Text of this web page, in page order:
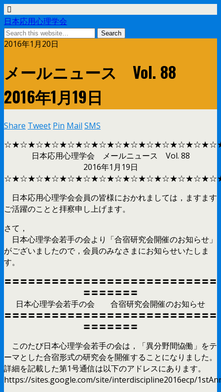
日本応用心理学会
2016年1月20日
メールニュース Vol. 88
2016年1月19日
Share Tweet Pin Mail SMS
日本応用心理学会 メールニュース Vol. 88
2016年1月19日
日本応用心理学会会員の皆様におかれましては，ますます
ご活躍のことと拝察申し上げます。
さて，
日本心理学会若手の会より「合宿研究会開催のお知らせ」
がございましたので，会員のみなさまにお知らせいたしま
す。
〓〓〓〓〓〓〓〓〓〓〓〓〓〓〓〓〓〓〓〓〓〓〓〓〓〓〓
〓〓〓〓〓〓〓
日本心理学会若手の会 合宿研究会開催のお知らせ
〓〓〓〓〓〓〓〓〓〓〓〓〓〓〓〓〓〓〓〓〓〓〓〓〓〓〓
〓〓〓〓〓〓〓
このたび日本心理学会若手の会は，「異分野間恊働」をテ
ーマとした合宿形式の研究会を開催することになりました。
詳細を記載した第1号通信は以下のアドレスにあります。
https://sites.google.com/site/interdiscipline2016ecp/